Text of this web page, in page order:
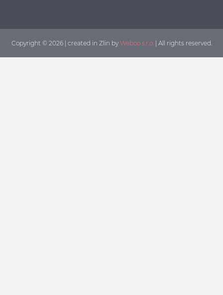
Copyright © 2026 | created in Zlin by Weboo s.r.o. | All rights reserved.